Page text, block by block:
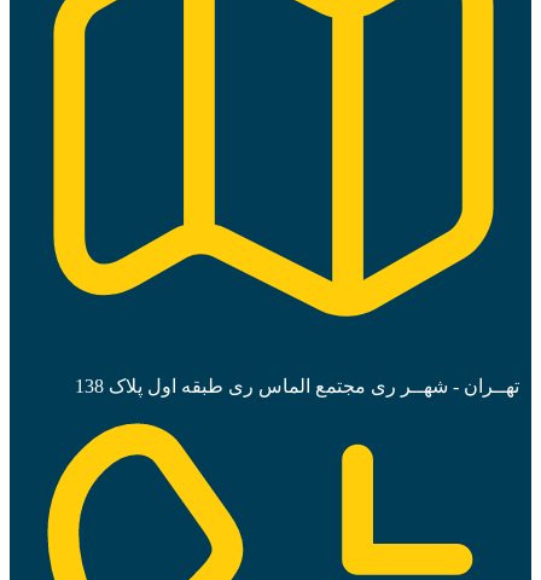
تهــران - شهــر ری مجتمع الماس ری طبقه اول پلاک 138